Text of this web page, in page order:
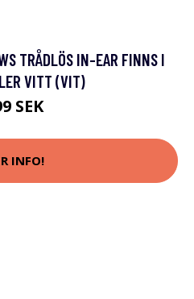
TRÅDLÖS IN-EAR FINNS I
VITT (VIT)
SEK
INFO!